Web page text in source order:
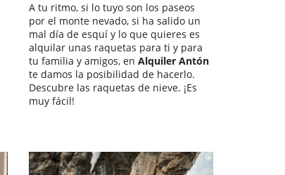
A tu ritmo, si lo tuyo son los paseos
por el monte nevado, si ha salido un
mal día de esquí y lo que quieres es
alquilar unas raquetas para ti y para
tu familia y amigos, en Alquiler Antón
te damos la posibilidad de hacerlo.
Descubre las raquetas de nieve. ¡Es
muy fácil!